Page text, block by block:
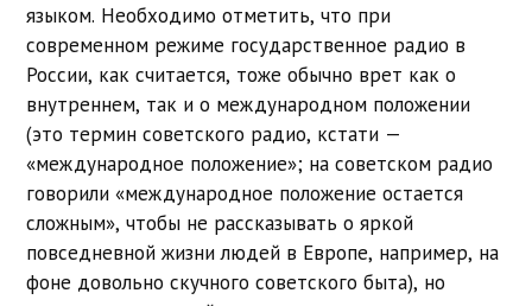
языком. Необходимо отметить, что при
современном режиме государственное радио в
России, как считается, тоже обычно врет как о
внутреннем, так и о международном положении
(это термин советского радио, кстати —
«международное положение»; на советском радио
говорили «международное положение остается
сложным», чтобы не рассказывать о яркой
повседневной жизни людей в Европе, например, на
фоне довольно скучного советского быта), но